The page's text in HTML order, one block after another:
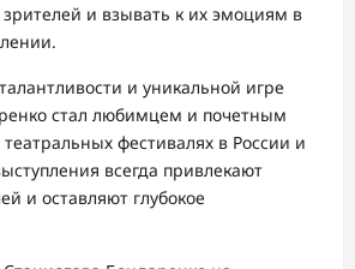
и взывать к их эмоциям в
и уникальной игре
стал любимцем и почетным
фестивалях в России и
всегда привлекают
и оставляют глубокое